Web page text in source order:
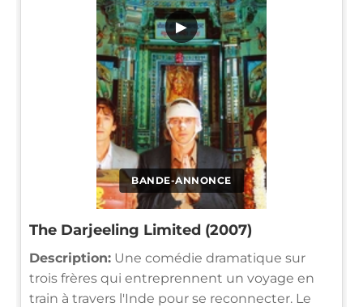
BANDE-ANNONCE
▶
The Darjeeling Limited (2007)
Description: Une comédie dramatique sur
trois frères qui entreprennent un voyage en
train à travers l'Inde pour se reconnecter. Le